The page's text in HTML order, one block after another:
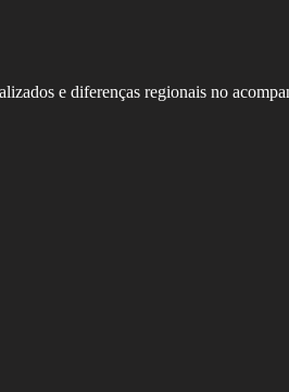
e diferenças regionais no